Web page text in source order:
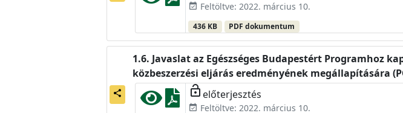
event_available Feltöltve: 2022. március 10.
436 KB PDF dokumentum
share
Javaslat az Egészséges Budapestért Programhoz
közbeszerzési eljárás eredményének megállapítására
lock_open előterjesztés
event_available Feltöltve: 2022. március 10.